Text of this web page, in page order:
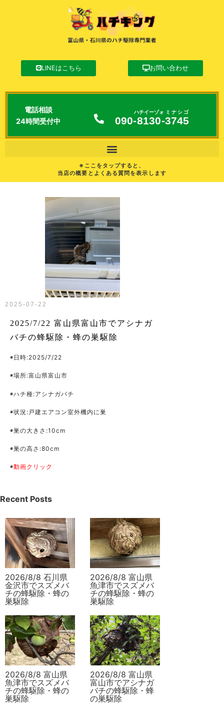
LINEはこちら お問い合わせ
電話相談
24時間受付中
090-8130
ハチイーゾォ
-3745
ミナシゴ
※ここをタップすると、
当店の概要とよくある質問を表示します
2025-07-22
2025/7/22 富山県富山市でアシナガ
バチの蜂駆除・蜂の巣駆除
◉日時:2025/7/22
◉場所:富山県富山市
◉ハチ種:アシナガバチ
◉状況:戸建エアコン室外機内に巣
◉巣の大きさ:10cm
◉巣の高さ:80cm
◉動画クリック
Recent Posts
2026/8/8 石川県
金沢市でスズメバ
チの蜂駆除・蜂の
巣駆除
2026/8/8 富山県
魚津市でスズメバ
チの蜂駆除・蜂の
巣駆除
2026/8/8 富山県
魚津市でスズメバ
チの蜂駆除・蜂の
巣駆除
2026/8/8 富山県
富山市でアシナガ
バチの蜂駆除・蜂
の巣駆除